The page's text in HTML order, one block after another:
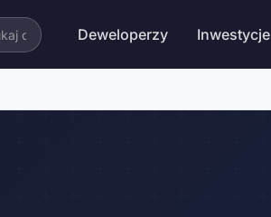
Deweloperzy Inwestycje